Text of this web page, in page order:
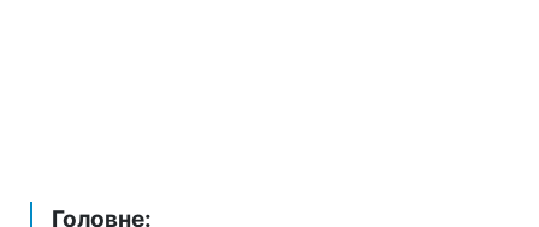
Головне: